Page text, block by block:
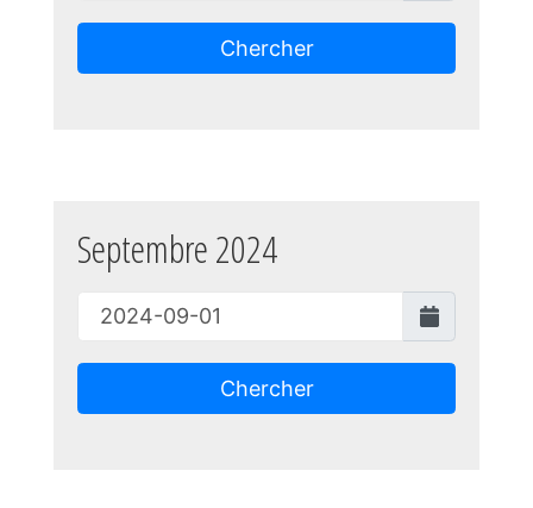
Chercher
Septembre 2024
Chercher